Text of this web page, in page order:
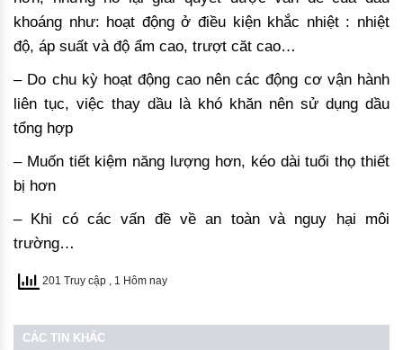
khoáng như: hoạt động ở điều kiện khắc nhiệt : nhiệt
độ, áp suất và độ ẩm cao, trượt căt cao…
– Do chu kỳ hoạt động cao nên các động cơ vận hành
liên tục, việc thay dầu là khó khăn nên sử dụng dầu
tổng hợp
– Muốn tiết kiệm năng lượng hơn, kéo dài tuổi thọ thiết
bị hơn
– Khi có các vấn đề về an toàn và nguy hại môi
trường…
201 Truy cập , 1 Hôm nay
CÁC TIN KHÁC